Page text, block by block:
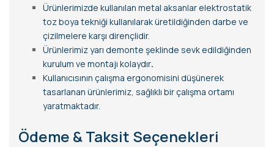
Ürünlerimizde kullanılan metal aksanlar elektrostatik
toz boya tekniği kullanılarak üretildiğinden darbe ve
çizilmelere karşı dirençlidir.
Ürünlerimiz yarı demonte şeklinde sevk edildiğinden
kurulum ve montajı kolaydır.
Kullanıcısının çalışma ergonomisini düşünerek
tasarlanan ürünlerimiz, sağlıklı bir çalışma ortamı
yaratmaktadır.
Ödeme & Taksit Seçenekleri